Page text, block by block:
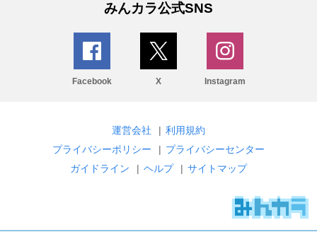
みんカラ公式SNS
Facebook X Instagram
運営会社 | 利用規約
プライバシーポリシー
| プライバシーセンター
ガイドライン
| ヘルプ | サイトマップ